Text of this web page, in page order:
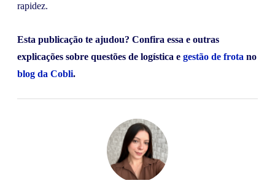
rapidez.
Esta publicação te ajudou? Confira essa e outras
explicações sobre questões de logística e gestão de frota no
blog da Cobli.